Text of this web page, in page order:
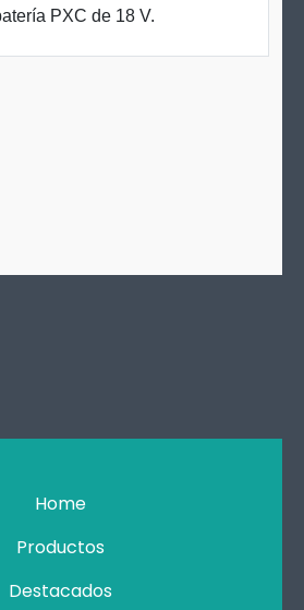
PXC de 18 V.
Home
Productos
Destacados